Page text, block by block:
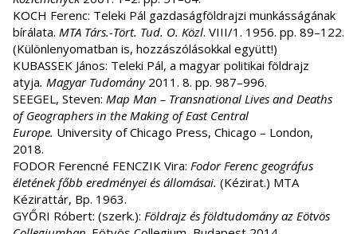
KOCH Ferenc: Teleki Pál gazdaságföldrajzi munkásságának
bírálata. MTA Társ.-Tört. Tud. O. Közl. VIII/1. 1956. pp. 89–122.
(Különlenyomatban is, hozzászólásokkal együtt!)
KUBASSEK János: Teleki Pál, a magyar politikai földrajz
atyja. Magyar Tudomány2011. 8. pp. 987–996.
SEEGEL, Steven: Map Man – Transnational Lives and Deaths
of Geographers in the Making of East Central
Europe. University of Chicago Press, Chicago – London,
2018.
FODOR Ferencné FENCZIK Vira: Fodor Ferenc geográfus
életének főbb eredményei és állomásai. (Kézirat.) MTA
Kézirattár, Bp. 1963.
GYŐRI Róbert: (szerk.): Földrajz és földtudomány az Eötvös